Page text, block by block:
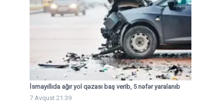
İsmayıllıda ağır yol qəzası baş verib, 5 nəfər yaralanıb
7 Avqust 21:39